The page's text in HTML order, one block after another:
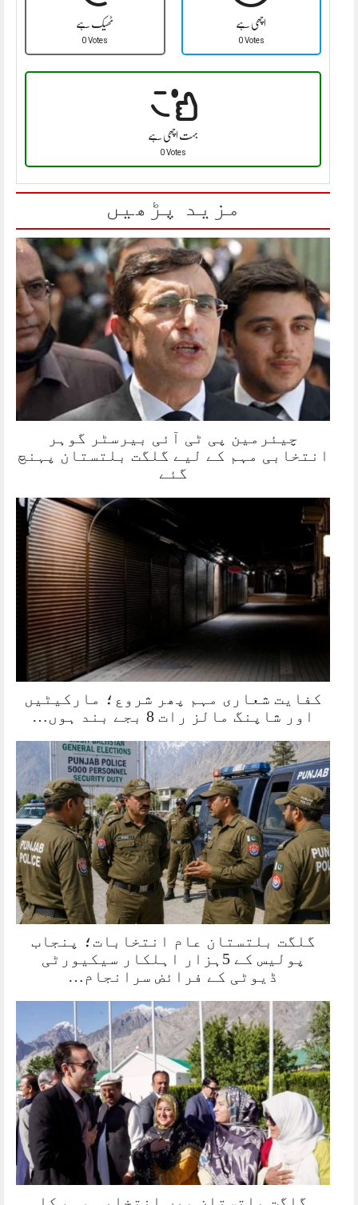
ٹھیک ہے
0 Votes
اچھی ہے
0 Votes
بہت اچھی ہے
0 Votes
مزید پڑھیں
چیئرمین پی ٹی آئی بیرسٹر گوہر
انتخابی مہم کے لیے گلگت بلتستان پہنچ
گئے
کفایت شعاری مہم پھر شروع؛ مارکیٹیں
اور شاپنگ مالز رات 8 بجے بند ہوں…
گلگت بلتستان عام انتخابات؛ پنجاب
پولیس کے 5ہزار اہلکار سیکیورٹی
ڈیوٹی کے فرائض سرانجام…